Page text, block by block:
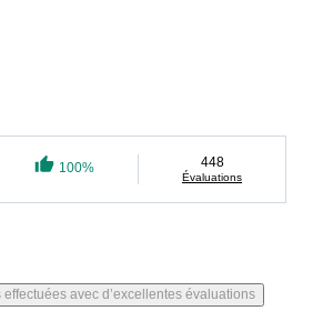
100% 448
Évaluations
avec d’excellentes évaluations